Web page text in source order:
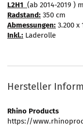
L2H1 (ab 2014-2019 )
Radstand: 350 cm
Abmessungen: 3.200 x
Inkl.: Laderolle
Hersteller
Rhino Products
https://